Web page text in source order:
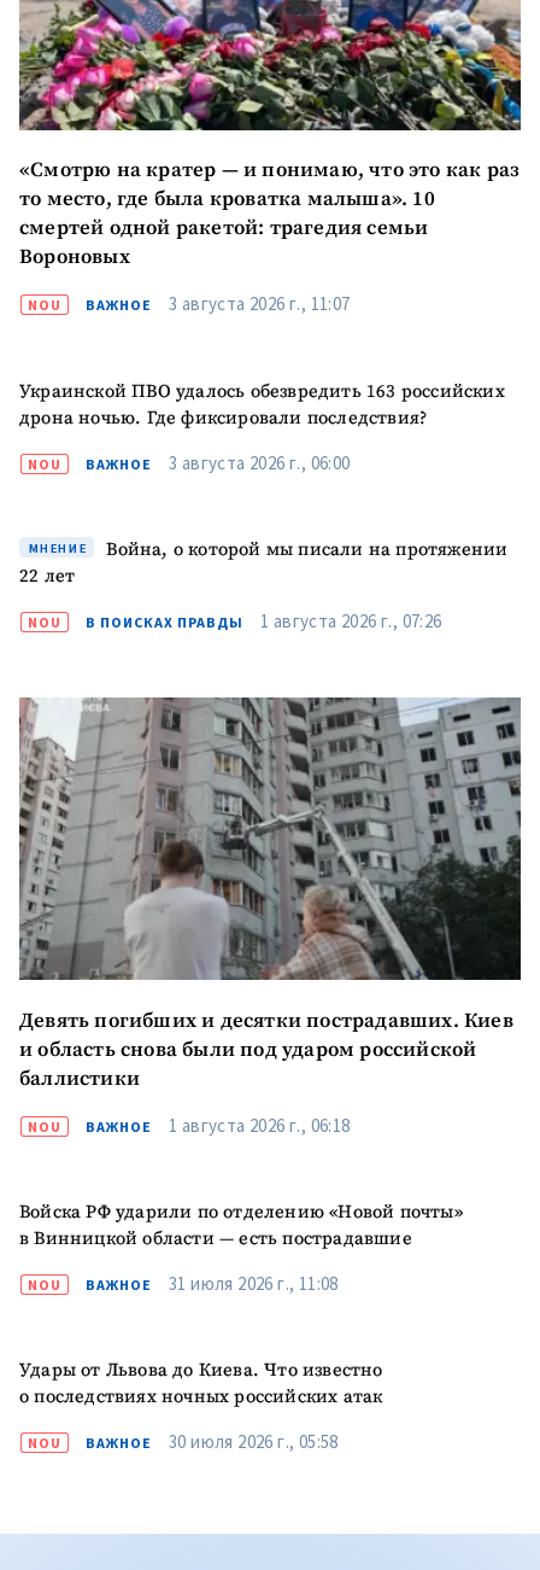
«Смотрю на кратер — и понимаю, что это как раз
то место, где была кроватка малыша». 10
смертей одной ракетой: трагедия семьи
Вороновых
NOU ВАЖНОЕ 3 августа 2026 г., 11:07
Украинской ПВО удалось обезвредить 163 российских
дрона ночью. Где фиксировали последствия?
NOU ВАЖНОЕ 3 августа 2026 г., 06:00
МНЕНИЕ
Война, о которой мы писали на протяжении
22 лет
NOU В ПОИСКАХ ПРАВДЫ 1 августа 2026 г., 07:26
Девять погибших и десятки пострадавших. Киев
и область снова были под ударом российской
баллистики
NOU ВАЖНОЕ 1 августа 2026 г., 06:18
Войска РФ ударили по отделению «Новой почты»
в Винницкой области — есть пострадавшие
NOU ВАЖНОЕ 31 июля 2026 г., 11:08
Удары от Львова до Киева. Что известно
о последствиях ночных российских атак
NOU ВАЖНОЕ 30 июля 2026 г., 05:58